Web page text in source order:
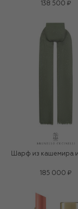
138 500 ₽
Шарф из кашемира
185 000 ₽